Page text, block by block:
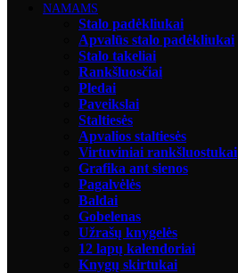
NAMAMS
Stalo padėkliukai
Apvalūs stalo padėkliukai
Stalo takeliai
Rankšluosčiai
Pledai
Paveikslai
Staltiesės
Apvalios staltiesės
Virtuviniai rankšluostukai
Grafika ant sienos
Pagalvėlės
Baldai
Gobelenas
Užrašų knygelės
12 lapų kalendoriai
Knygų skirtukai